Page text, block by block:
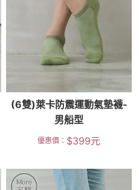
(6雙)萊卡防震運動氣墊襪-
男船型
優惠價： $399元